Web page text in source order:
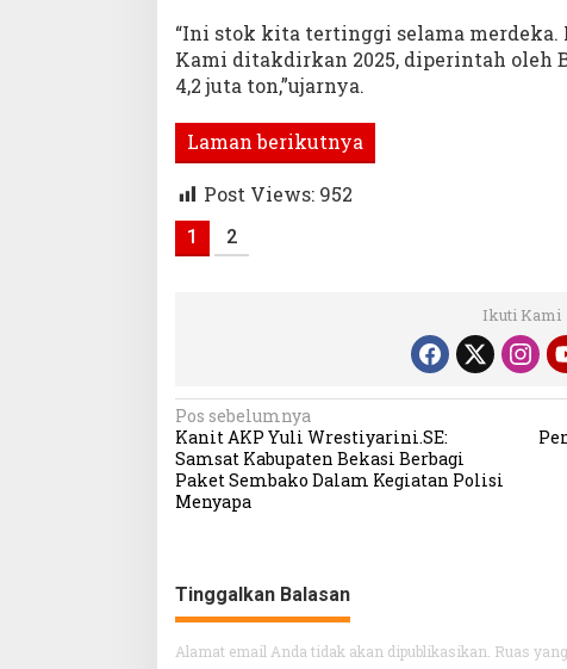
“Ini stok kita tertinggi selama merdeka.
Kami ditakdirkan 2025, diperintah oleh
4,2 juta ton,”ujarnya.
Laman berikutnya
Post Views: 952
1 2
Ikuti Kami
Navigasi
pos
Pos sebelumnya
Kanit AKP Yuli Wrestiyarini.SE:
Samsat Kabupaten Bekasi Berbagi
Paket Sembako Dalam Kegiatan Polisi
Menyapa
Tinggalkan Balasan
Alamat email Anda tidak akan dipublikasikan. Ruas